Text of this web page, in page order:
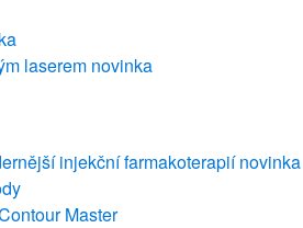
laserem novinka
injekční farmakoterapiínovinka
Master